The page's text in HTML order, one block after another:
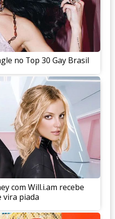
no Top 30 Gay Brasil
com Will.i.am recebe
vira piada